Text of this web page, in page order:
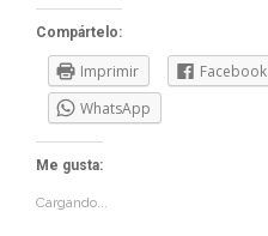
Compártelo:
Imprimir Facebook
WhatsApp
Me gusta:
Cargando...